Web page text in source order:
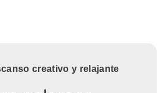
creativo y relajante